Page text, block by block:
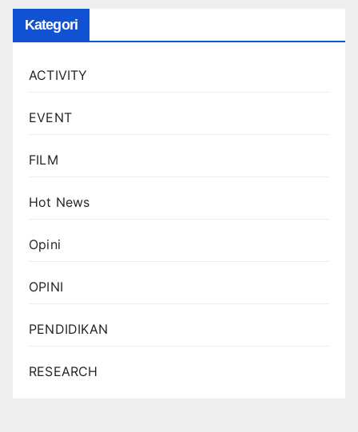
Kategori
ACTIVITY
EVENT
FILM
Hot News
Opini
OPINI
PENDIDIKAN
RESEARCH